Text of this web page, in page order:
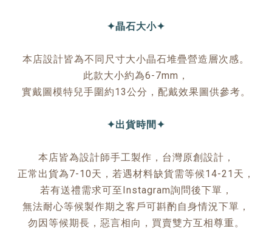
✦晶石大小✦
本店設計皆為不同尺寸大小晶石堆疊營造層次感。
此款大小約為6-7mm，
實戴圖模特兒手圍約13公分，配戴效果圖供參考。
✦出貨時間✦
本店皆為設計師手工製作，台灣原創設計，
正常出貨為7-10天，若遇材料缺貨需等候14-21天，
若有送禮需求可至Instagram詢問後下單，
無法耐心等候製作期之客戶可斟酌自身情況下單，
勿因等候期長，惡言相向，買賣雙方互相尊重。